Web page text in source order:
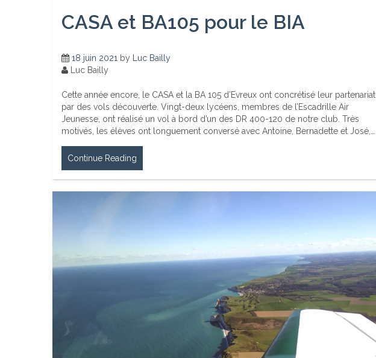
CASA et BA105 pour le BIA
18 juin 2021 by Luc Bailly
Luc Bailly
Cette année encore, le CASA et la BA 105 d’Evreux ont concrétisé leur partenariat
par des vols découverte. Vingt-deux lycéens, membres de l’Escadrille Air
Jeunesse, ont réalisé un vol à bord d’un des DR 400-120 de notre club. Très
motivés, les élèves ont longuement conversé avec Antoine, Bernadette et José,…
Continue Reading